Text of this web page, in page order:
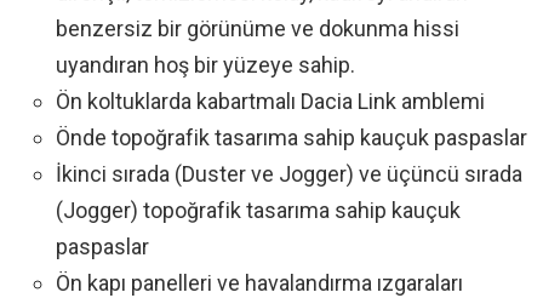
benzersiz bir görünüme ve dokunma hissi
uyandıran hoş bir yüzeye sahip.
Ön koltuklarda kabartmalı Dacia Link amblemi
Önde topoğrafik tasarıma sahip kauçuk paspaslar
İkinci sırada (Duster ve Jogger) ve üçüncü sırada
(Jogger) topoğrafik tasarıma sahip kauçuk
paspaslar
Ön kapı panelleri ve havalandırma ızgaraları